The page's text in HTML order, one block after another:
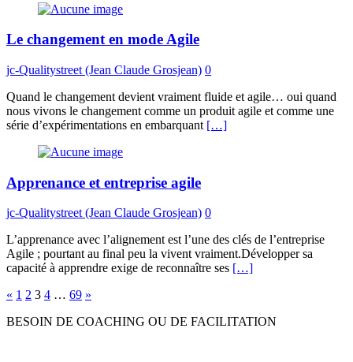
Le changement en mode Agile
jc-Qualitystreet (Jean Claude Grosjean) 0
Quand le changement devient vraiment fluide et agile… oui quand
nous vivons le changement comme un produit agile et comme une
série d’expérimentations en embarquant […]
Apprenance et entreprise agile
jc-Qualitystreet (Jean Claude Grosjean) 0
L’apprenance avec l’alignement est l’une des clés de l’entreprise
Agile ; pourtant au final peu la vivent vraiment.Développer sa
capacité à apprendre exige de reconnaître ses […]
Navigation
des
« 1 2 3 4 … 69 »
BESOIN DE COACHING OU DE FACILITATION